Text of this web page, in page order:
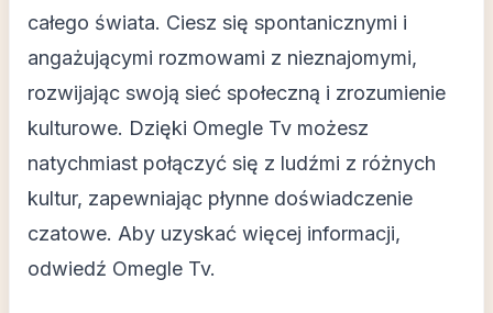
całego świata. Ciesz się spontanicznymi i
angażującymi rozmowami z nieznajomymi,
rozwijając swoją sieć społeczną i zrozumienie
kulturowe. Dzięki Omegle Tv możesz
natychmiast połączyć się z ludźmi z różnych
kultur, zapewniając płynne doświadczenie
czatowe. Aby uzyskać więcej informacji,
odwiedź Omegle Tv.